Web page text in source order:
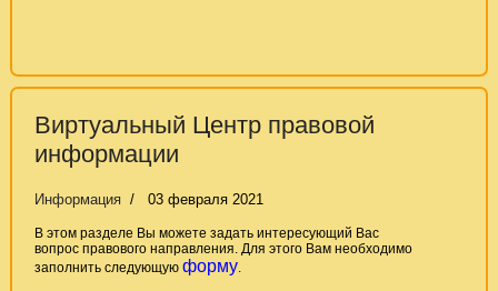
Виртуальный Центр правовой
информации
Информация 03 февраля 2021
В этом разделе Вы можете задать интересующий Вас
вопрос правового направления. Для этого Вам необходимо
заполнить следующую форму.